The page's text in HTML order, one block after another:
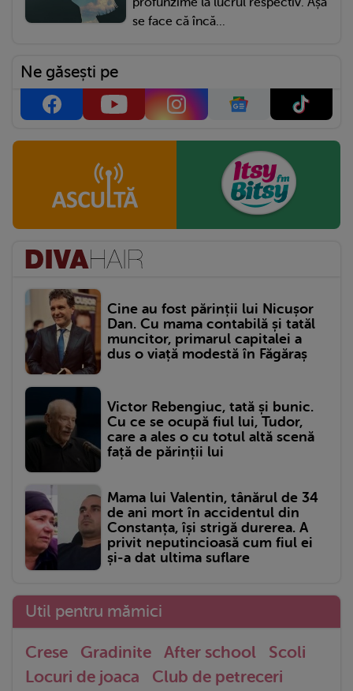
se face că încă...
Ne găsești pe
Cine au fost părinții lui Nicușor
Dan. Cu mama contabilă și tatăl
muncitor, primarul capitalei a
dus o viață modestă în Făgăraș
Victor Rebengiuc, tată și bunic.
Cu ce se ocupă fiul lui, Tudor,
care a ales o cu totul altă scenă
față de părinții lui
Mama lui Valentin, tânărul de 34
de ani mort în accidentul din
Constanța, își strigă durerea. A
privit neputincioasă cum fiul ei
și-a dat ultima suflare
Util pentru mămici
Crese Gradinite After school
Scoli
Locuri de joaca
Club de petreceri